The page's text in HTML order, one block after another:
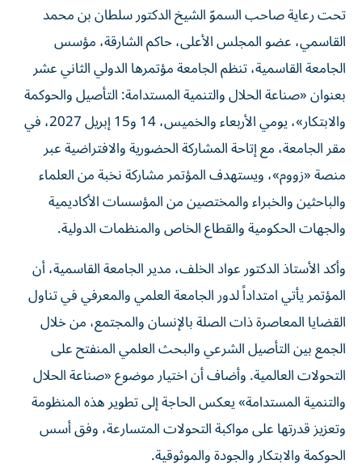
تحت رعاية صاحب السموّ الشيخ الدكتور سلطان بن محمد
القاسمي، عضو المجلس الأعلى، حاكم الشارقة، مؤسس
الجامعة القاسمية، تنظم الجامعة مؤتمرها الدولي الثاني عشر
بعنوان «صناعة الحلال والتنمية المستدامة: التأصيل والحوكمة
والابتكار»، يومي الأربعاء والخميس، 14 و15 إبريل 2027، في
مقر الجامعة، مع إتاحة المشاركة الحضورية والافتراضية عبر
منصة «زووم»، ويستهدف المؤتمر مشاركة نخبة من العلماء
والباحثين والخبراء والمختصين من المؤسسات الأكاديمية
والجهات الحكومية والقطاع الخاص والمنظمات الدولية.
وأكد الأستاذ الدكتور عواد الخلف، مدير الجامعة القاسمية، أن
المؤتمر يأتي امتداداً لدور الجامعة العلمي والمعرفي في تناول
القضايا المعاصرة ذات الصلة بالإنسان والمجتمع، من خلال
الجمع بين التأصيل الشرعي والبحث العلمي المنفتح على
التحولات العالمية. وأضاف أن اختيار موضوع «صناعة الحلال
والتنمية المستدامة» يعكس الحاجة إلى تطوير هذه المنظومة
وتعزيز قدرتها على مواكبة التحولات المتسارعة، وفق أسس
الحوكمة والابتكار والجودة والموثوقية.